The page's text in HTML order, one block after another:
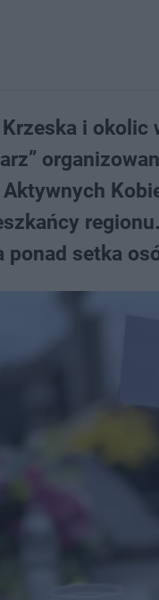
i
ponad setka